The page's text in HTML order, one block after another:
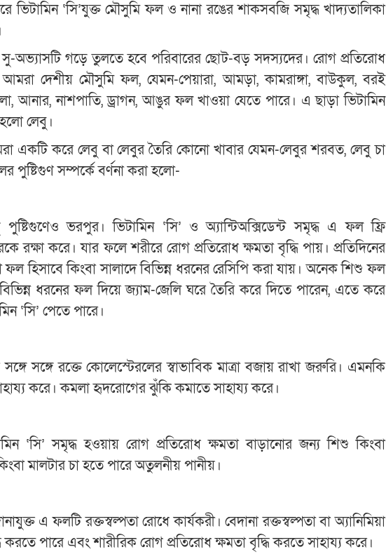
ভিটামিন ‘সি’যুক্ত মৌসুমি ফল ও নানা রঙের শাকসবজি সমৃদ্ধ খাদ্যতালিকা
অভ্যাসটি গড়ে তুলতে হবে পরিবারের ছোট-বড় সদস্যদের। রোগ প্রতিরোধ
দেশীয় মৌসুমি ফল, যেমন-পেয়ারা, আমড়া, কামরাঙ্গা, বাউকুল, বরই
আনার, নাশপাতি, ড্রাগন, আঙুর ফল খাওয়া যেতে পারে। এ ছাড়া ভিটামিন
লেবু।
একটি করে লেবু বা লেবুর তৈরি কোনো খাবার যেমন-লেবুর শরবত, লেবু চা
পুষ্টিগুণ সম্পর্কে বর্ণনা করা হলো-
পুষ্টিগুণেও ভরপুর। ভিটামিন ‘সি’ ও অ্যান্টিঅক্সিডেন্ট সমৃদ্ধ এ ফল ফ্রি
রক্ষা করে। যার ফলে শরীরে রোগ প্রতিরোধ ক্ষমতা বৃদ্ধি পায়। প্রতিদিনের
হিসাবে কিংবা সালাদে বিভিন্ন ধরনের রেসিপি করা যায়। অনেক শিশু ফল
ধরনের ফল দিয়ে জ্যাম-জেলি ঘরে তৈরি করে দিতে পারেন, এতে করে
‘সি’ পেতে পারে।
সঙ্গে রক্তে কোলেস্টেরলের স্বাভাবিক মাত্রা বজায় রাখা জরুরি। এমনকি
করে। কমলা হৃদরোগের ঝুঁকি কমাতে সাহায্য করে।
‘সি’ সমৃদ্ধ হওয়ায় রোগ প্রতিরোধ ক্ষমতা বাড়ানোর জন্য শিশু কিংবা
মালটার চা হতে পারে অতুলনীয় পানীয়।
এ ফলটি রক্তস্বল্পতা রোধে কার্যকরী। বেদানা রক্তস্বল্পতা বা অ্যানিমিয়া
পারে এবং শারীরিক রোগ প্রতিরোধ ক্ষমতা বৃদ্ধি করতে সাহায্য করে।